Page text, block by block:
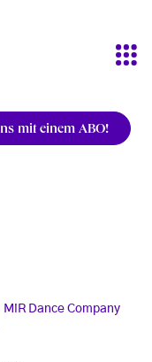
mit einem ABO!
Dance Company